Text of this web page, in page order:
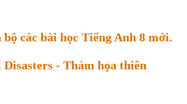
bộ các bài học Tiếng Anh 8 mới.
- Thảm họa thiên